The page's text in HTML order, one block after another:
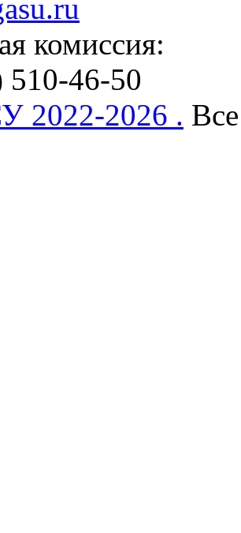
комиссия:
510-46-50
2022-2026 .